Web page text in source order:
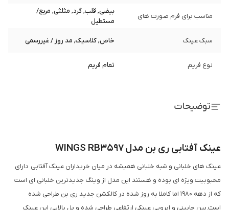
مناسب برای فرم صورت های
بیضی, قلب, گرد, مثلثی, مربع/
مستطیل
سبک عینک خاص, کلاسیک, مد روز / غیررسمی
نوع فریم تمام فریم
توضیحات
عینک آفتابی ری بن مدل WINGS RB3597
عینک های خلبانی و شبه خلبانی همیشه در میان خریداران عینک آفتابی دارای
محبوبیت ویژه ای بوده و هستند این مدل از وینگ جدیدترین خلبانی ای است
که از دهه 1980 اما کاملا به روز شده در کالکشن جدید ری بن طراحی شده
است.بین جابینی و ابرویی عینکی ارتفاعی طراحی شده و پل بالایی این عینک